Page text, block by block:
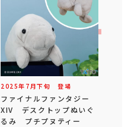
2025年 7 月下旬 登場
ファイナルファンタジー
XIV デスクトップぬいぐ
るみ プチプヌティー